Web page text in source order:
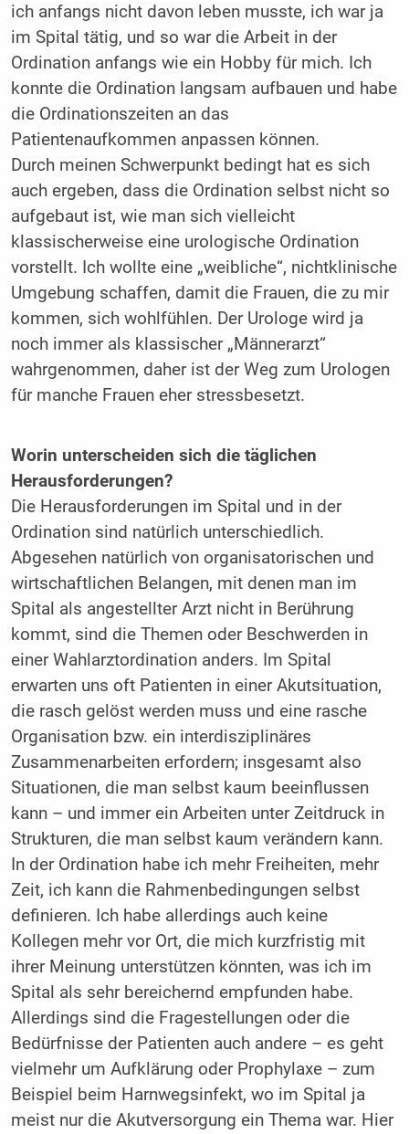
ich anfangs nicht davon leben musste, ich war ja
im Spital tätig, und so war die Arbeit in der
Ordination anfangs wie ein Hobby für mich. Ich
konnte die Ordination langsam aufbauen und habe
die Ordinationszeiten an das
Patientenaufkommen anpassen können.
Durch meinen Schwerpunkt bedingt hat es sich
auch ergeben, dass die Ordination selbst nicht so
aufgebaut ist, wie man sich vielleicht
klassischerweise eine urologische Ordination
vorstellt. Ich wollte eine „weibliche“, nichtklinische
Umgebung schaffen, damit die Frauen, die zu mir
kommen, sich wohlfühlen. Der Urologe wird ja
noch immer als klassischer „Männerarzt“
wahrgenommen, daher ist der Weg zum Urologen
für manche Frauen eher stressbesetzt.
Worin unterscheiden sich die täglichen
Herausforderungen?
Die Herausforderungen im Spital und in der
Ordination sind natürlich unterschiedlich.
Abgesehen natürlich von organisatorischen und
wirtschaftlichen Belangen, mit denen man im
Spital als angestellter Arzt nicht in Berührung
kommt, sind die Themen oder Beschwerden in
einer Wahlarztordination anders. Im Spital
erwarten uns oft Patienten in einer Akutsituation,
die rasch gelöst werden muss und eine rasche
Organisation bzw. ein interdisziplinäres
Zusammenarbeiten erfordern; insgesamt also
Situationen, die man selbst kaum beeinflussen
kann – und immer ein Arbeiten unter Zeitdruck in
Strukturen, die man selbst kaum verändern kann.
In der Ordination habe ich mehr Freiheiten, mehr
Zeit, ich kann die Rahmenbedingungen selbst
definieren. Ich habe allerdings auch keine
Kollegen mehr vor Ort, die mich kurzfristig mit
ihrer Meinung unterstützen könnten, was ich im
Spital als sehr bereichernd empfunden habe.
Allerdings sind die Fragestellungen oder die
Bedürfnisse der Patienten auch andere – es geht
vielmehr um Aufklärung oder Prophylaxe – zum
Beispiel beim Harnwegsinfekt, wo im Spital ja
meist nur die Akutversorgung ein Thema war. Hier